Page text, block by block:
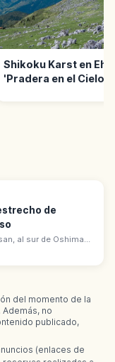
Shikoku Karst en
'Pradera en el Cielo'
de
al sur de Oshima
puente Kurushima
del momento de la
no
publicado,
(enlaces de